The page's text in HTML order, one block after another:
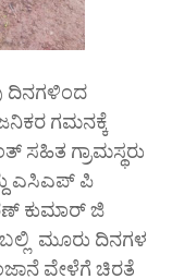
ದಿನಗಳಿಂದ
ಗಮನಕ್ಕೆ
ಸಹಿತ ಗ್ರಾಮಸ್ಥರು
ಎಸಿಎಪ್ ಪಿ
ಕುಮಾರ್ ಜಿ
ಮೂರು ದಿನಗಳ
ವೇಳೆಗೆ ಚಿರತೆ